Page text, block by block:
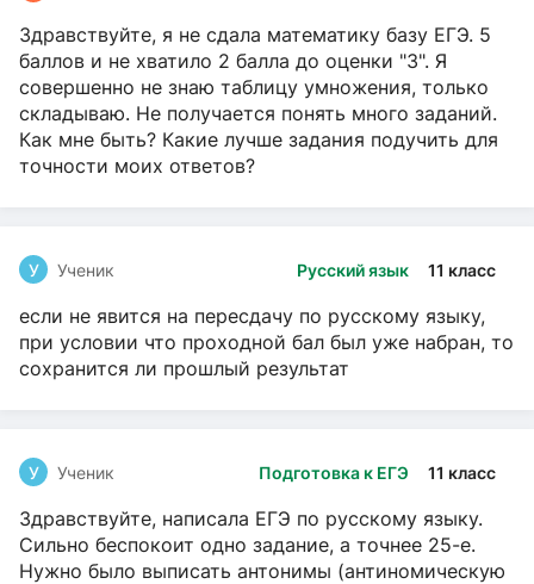
Здравствуйте, я не сдала математику базу ЕГЭ. 5
баллов и не хватило 2 балла до оценки "3". Я
совершенно не знаю таблицу умножения, только
складываю. Не получается понять много заданий.
Как мне быть? Какие лучше задания подучить для
точности моих ответов?
Русский язык 11 класс
У Ученик
если не явится на пересдачу по русскому языку,
при условии что проходной бал был уже набран, то
сохранится ли прошлый результат
Подготовка к ЕГЭ 11 класс
У Ученик
Здравствуйте, написала ЕГЭ по русскому языку.
Сильно беспокоит одно задание, а точнее 25-е.
Нужно было выписать антонимы (антиномическую